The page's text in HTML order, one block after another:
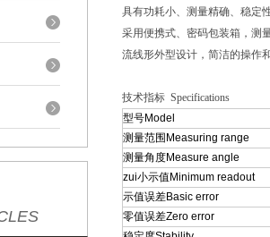
具有功耗小、测量精确、稳定
采用便携式、密码包装箱，测
流线形外型设计，简洁的操作
技术指标 Specifications
型号Model
测量范围Measuring range
测量角度Measure angle
zui小示值Minimum readout
示值误差Basic error
零值误差Zero error